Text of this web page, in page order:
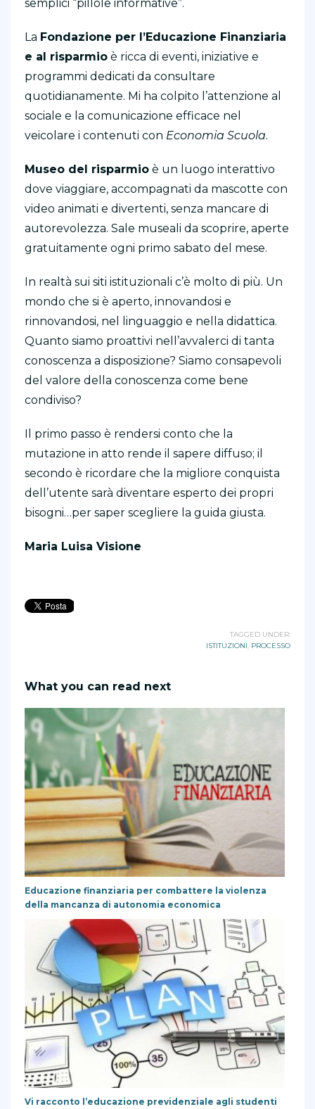
semplici “pillole informative”.
La Fondazione per l’Educazione Finanziaria
e al risparmio è ricca di eventi, iniziative e
programmi dedicati da consultare
quotidianamente. Mi ha colpito l’attenzione al
sociale e la comunicazione efficace nel
veicolare i contenuti con Economia Scuola.
Museo del risparmio è un luogo interattivo
dove viaggiare, accompagnati da mascotte con
video animati e divertenti, senza mancare di
autorevolezza. Sale museali da scoprire, aperte
gratuitamente ogni primo sabato del mese.
In realtà sui siti istituzionali c’è molto di più. Un
mondo che si è aperto, innovandosi e
rinnovandosi, nel linguaggio e nella didattica.
Quanto siamo proattivi nell’avvalerci di tanta
conoscenza a disposizione? Siamo consapevoli
del valore della conoscenza come bene
condiviso?
Il primo passo è rendersi conto che la
mutazione in atto rende il sapere diffuso; il
secondo è ricordare che la migliore conquista
dell’utente sarà diventare esperto dei propri
bisogni…per saper scegliere la guida giusta.
Maria Luisa Visione
TAGGED UNDER:
ISTITUZIONI PROCESSO
What you can read next
Educazione finanziaria per combattere la violenza
della mancanza di autonomia economica
Vi racconto l’educazione previdenziale agli studenti